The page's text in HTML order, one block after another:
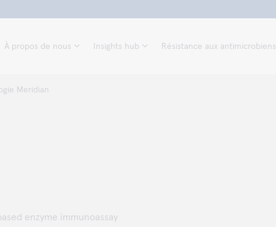
À propos de nous Insights hub Résistance aux antimicrobiens
Meridian
enzyme immunoassay